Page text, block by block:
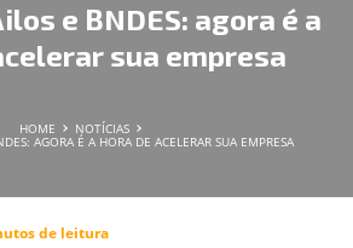
e BNDES: agora é a
sua empresa
HOME
NOTÍCIAS
AGORA É A HORA DE ACELERAR SUA EMPRESA
de leitura